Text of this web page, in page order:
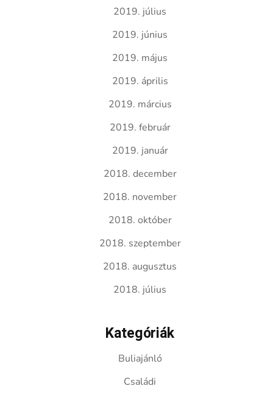
2019. július
2019. június
2019. május
2019. április
2019. március
2019. február
2019. január
2018. december
2018. november
2018. október
2018. szeptember
2018. augusztus
2018. július
Kategóriák
Buliajánló
Családi